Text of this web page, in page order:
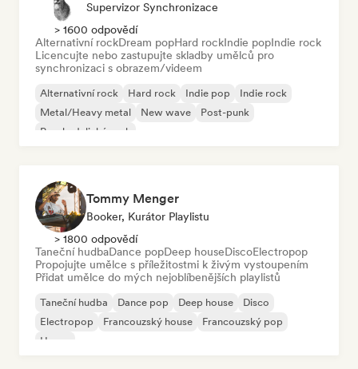
Supervizor Synchronizace
> 1600 odpovědí
Alternativní rockDream popHard rockIndie popIndie rock
Licencujte nebo zastupujte skladby umělců pro
synchronizaci s obrazem/videem
Alternativní rock Hard rock Indie pop
Indie rock
Metal/Heavy metal
New wave
Post-punk
Psychedelický rock
Tommy Menger
Booker, Kurátor Playlistu
> 1800 odpovědí
Taneční hudbaDance popDeep houseDiscoElectropop
Propojujte umělce s příležitostmi k živým vystoupením
Přidat umělce do mých nejoblíbenějších playlistů
Taneční hudba Dance pop Deep house
Disco
Electropop
Francouzský house
Francouzský pop
House